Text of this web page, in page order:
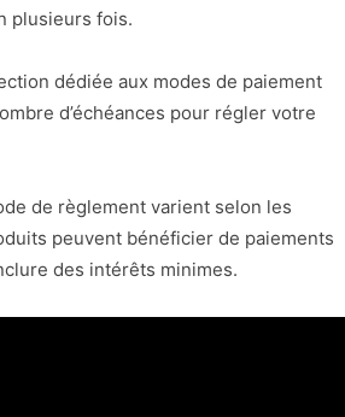
plusieurs fois.
dédiée aux modes de paiement
d’échéances pour régler votre
de règlement varient selon les
peuvent bénéficier de paiements
des intérêts minimes.